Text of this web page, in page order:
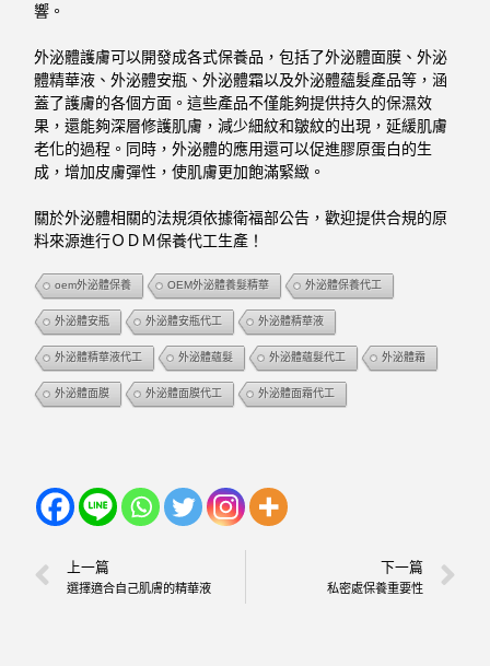
響。
外泌體護膚可以開發成各式保養品，包括了外泌體面膜、外泌
體精華液、外泌體安瓶、外泌體霜以及外泌體蘊髮產品等，涵
蓋了護膚的各個方面。這些產品不僅能夠提供持久的保濕效
果，還能夠深層修護肌膚，減少細紋和皺紋的出現，延緩肌膚
老化的過程。同時，外泌體的應用還可以促進膠原蛋白的生
成，增加皮膚彈性，使肌膚更加飽滿緊緻。
關於外泌體相關的法規須依據衛福部公告，歡迎提供合規的原
料來源進行ＯＤＭ保養代工生產！
oem外泌體保養 OEM外泌體養髮精華 外泌體保養代工
外泌體安瓶 外泌體安瓶代工 外泌體精華液
外泌體精華液代工 外泌體蘊髮 外泌體蘊髮代工 外泌體霜
外泌體面膜 外泌體面膜代工 外泌體面霜代工
上一篇
選擇適合自己肌膚的精華液
下一篇
私密處保養重要性